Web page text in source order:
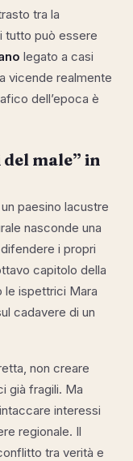
tra la
tutto può essere
legato a casi
vicende realmente
dell’epoca è
male” in
paesino lacustre
nasconde una
i propri
capitolo della
le ispettrici Mara
cadavere di un
non creare
già fragili. Ma
interessi
regionale. Il
tra verità e